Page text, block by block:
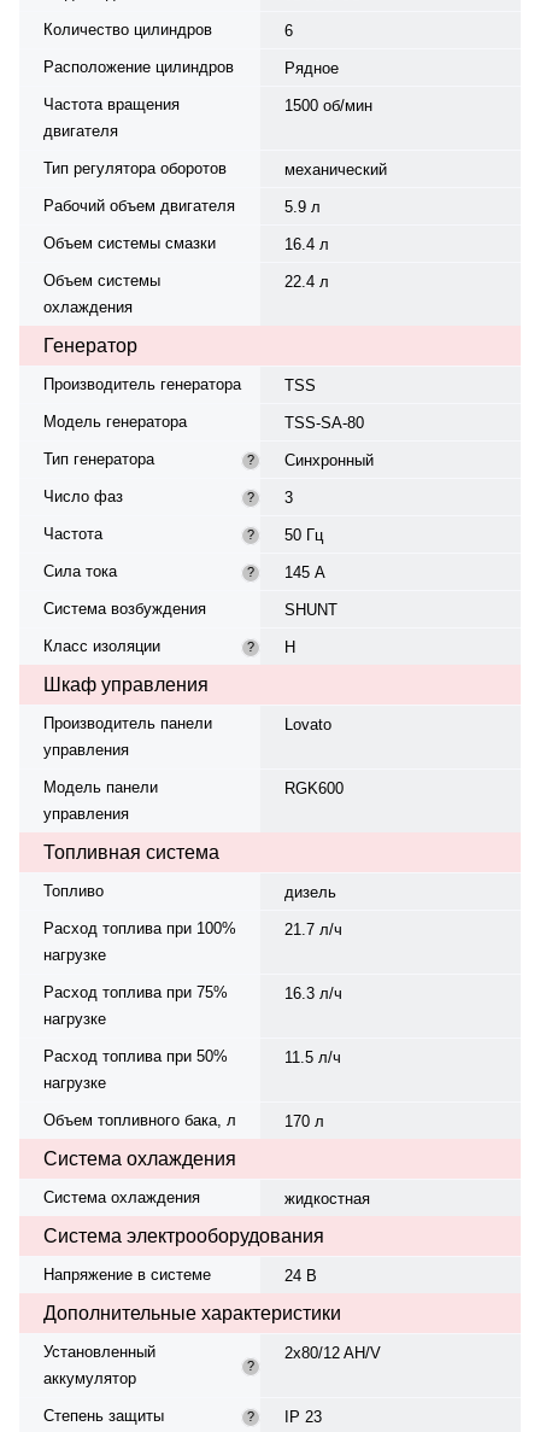
Количество цилиндров
6
Расположение цилиндров
Рядное
Частота вращения
двигателя
1500 об/мин
Тип регулятора оборотов
механический
Рабочий объем двигателя
5.9 л
Объем системы смазки
16.4 л
Объем системы
охлаждения
22.4 л
Генератор
Производитель генератора
TSS
Модель генератора
TSS-SA-80
Тип генератора
?
Синхронный
Число фаз
?
3
Частота
?
50 Гц
Сила тока
?
145 А
Система возбуждения
SHUNT
Класс изоляции
? H
Шкаф управления
Производитель панели
управления
Lovato
Модель панели
управления
RGK600
Топливная система
Топливо
дизель
Расход топлива при 100%
нагрузке
21.7 л/ч
Расход топлива при 75%
нагрузке
16.3 л/ч
Расход топлива при 50%
нагрузке
11.5 л/ч
Объем топливного бака, л 170 л
Система охлаждения
Система охлаждения жидкостная
Система электрооборудования
Напряжение в системе 24 В
Дополнительные характеристики
Установленный
аккумулятор
?
2x80/12 AH/V
Степень защиты ? IP 23